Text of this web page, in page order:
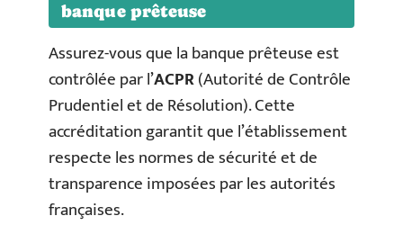
banque prêteuse
Assurez-vous que la banque prêteuse est
contrôlée par l’ACPR(Autorité de Contrôle
Prudentiel et de Résolution). Cette
accréditation garantit que l’établissement
respecte les normes de sécurité et de
transparence imposées par les autorités
françaises.